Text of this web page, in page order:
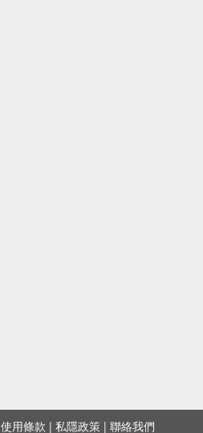
使用條款 | 私隱政策 | 聯絡我們